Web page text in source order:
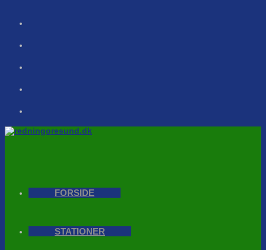
FORSIDE
STATIONER